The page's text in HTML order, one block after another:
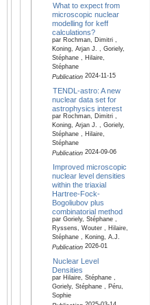
What to expect from
microscopic nuclear
modelling for keff
calculations?
par Rochman, Dimitri ,
Koning, Arjan J. , Goriely,
Stéphane , Hilaire,
Stéphane
Publication2024-11-15
TENDL-astro: A new
nuclear data set for
astrophysics interest
par Rochman, Dimitri ,
Koning, Arjan J. , Goriely,
Stéphane , Hilaire,
Stéphane
Publication2024-09-06
Improved microscopic
nuclear level densities
within the triaxial
Hartree-Fock-
Bogoliubov plus
combinatorial method
par Goriely, Stéphane ,
Ryssens, Wouter , Hilaire,
Stéphane , Koning, A.J.
Publication2026-01
Nuclear Level
Densities
par Hilaire, Stéphane ,
Goriely, Stéphane , Péru,
Sophie